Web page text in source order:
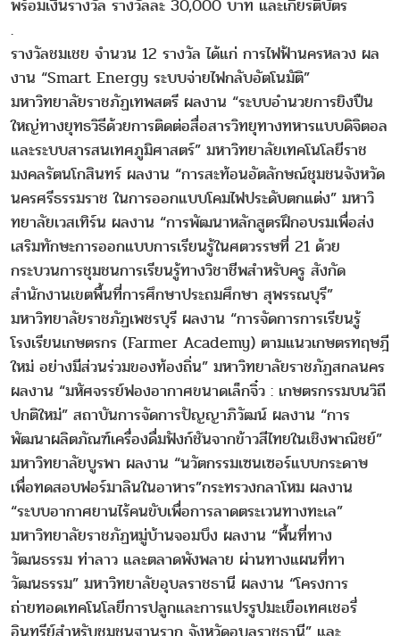
พร้อมเงินรางวัล รางวัลละ 30,000 บาท และเกียรติบัตร
.
รางวัลชมเชย จำนวน 12 รางวัล ได้แก่ การไฟฟ้านครหลวง ผล
งาน “Smart Energy ระบบจ่ายไฟกลับอัตโนมัติ”
มหาวิทยาลัยราชภัฏเทพสตรี ผลงาน “ระบบอำนวยการยิงปืน
ใหญ่ทางยุทธวิธีด้วยการติดต่อสื่อสารวิทยุทางทหารแบบดิจิตอล
และระบบสารสนเทศภูมิศาสตร์” มหาวิทยาลัยเทคโนโลยีราช
มงคลรัตนโกสินทร์ ผลงาน “การสะท้อนอัตลักษณ์ชุมชนจังหวัด
นครศรีธรรมราช ในการออกแบบโคมไฟประดับตกแต่ง” มหาวิ
ทยาลัยเวสเทิร์น ผลงาน “การพัฒนาหลักสูตรฝึกอบรมเพื่อส่ง
เสริมทักษะการออกแบบการเรียนรู้ในศตวรรษที่ 21 ด้วย
กระบวนการชุมชนการเรียนรู้ทางวิชาชีพสำหรับครู สังกัด
สำนักงานเขตพื้นที่การศึกษาประถมศึกษา สุพรรณบุรี”
มหาวิทยาลัยราชภัฏเพชรบุรี ผลงาน “การจัดการการเรียนรู้
โรงเรียนเกษตรกร (Farmer Academy) ตามแนวเกษตรทฤษฎี
ใหม่ อย่างมีส่วนร่วมของท้องถิ่น” มหาวิทยาลัยราชภัฏสกลนคร
ผลงาน “มหัศจรรย์ฟองอากาศขนาดเล็กจิ๋ว : เกษตรกรรมบนวิถี
ปกติใหม่” สถาบันการจัดการปัญญาภิวัฒน์ ผลงาน “การ
พัฒนาผลิตภัณฑ์เครื่องดื่มฟังก์ชันจากข้าวสีไทยในเชิงพาณิชย์”
มหาวิทยาลัยบูรพา ผลงาน “นวัตกรรมเซนเซอร์แบบกระดาษ
เพื่อทดสอบฟอร์มาลินในอาหาร”กระทรวงกลาโหม ผลงาน
“ระบบอากาศยานไร้คนขับเพื่อการลาดตระเวนทางทะเล”
มหาวิทยาลัยราชภัฏหมู่บ้านจอมบึง ผลงาน “พื้นที่ทาง
วัฒนธรรม ท่าลาว และตลาดพังพลาย ผ่านทางแผนที่ทา
วัฒนธรรม” มหาวิทยาลัยอุบลราชธานี ผลงาน “โครงการ
ถ่ายทอดเทคโนโลยีการปลูกและการแปรรูปมะเขือเทศเชอรี่